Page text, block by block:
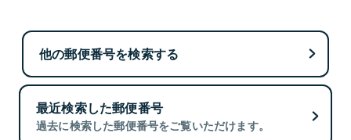
他の郵便番号を検索する
最近検索した郵便番号
過去に検索した郵便番号をご覧いただけます。